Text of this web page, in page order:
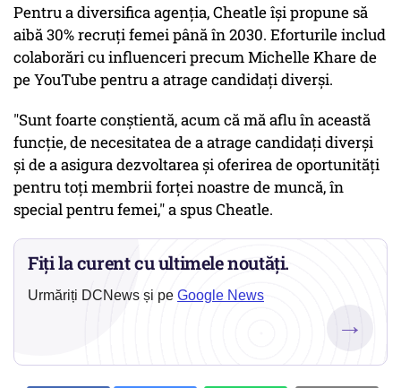
Pentru a diversifica agenția, Cheatle își propune să
aibă 30% recruți femei până în 2030. Eforturile includ
colaborări cu influenceri precum Michelle Khare de
pe YouTube pentru a atrage candidați diverși.
"Sunt foarte conștientă, acum că mă aflu în această
funcție, de necesitatea de a atrage candidați diverși
și de a asigura dezvoltarea și oferirea de oportunități
pentru toți membrii forței noastre de muncă, în
special pentru femei," a spus Cheatle.
Fiți la curent cu ultimele noutăți.
Urmăriți DCNews și pe Google News
→